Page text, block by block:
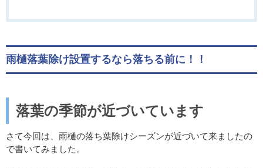
雨樋落葉除け設置するなら落ちる前に！！
落葉の季節が近づいています
さて今回は、雨樋の落ち葉除けシーズンが近づいて来ましたの
で書いてみました。